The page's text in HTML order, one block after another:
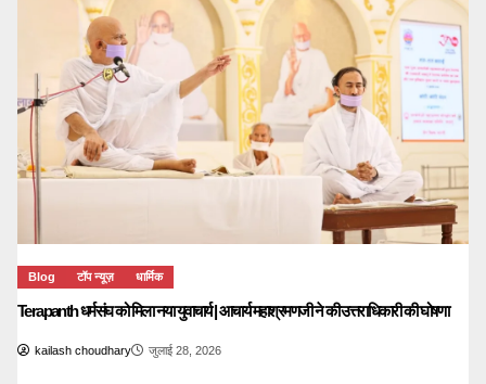
Blog टॉप न्यूज़ धार्मिक
Terapanth धर्मसंघ को मिला नया युवाचार्य | आचार्य महाश्रमणजी ने की उत्तराधिकारी की घोषणा
kailash choudhary जुलाई 28, 2026